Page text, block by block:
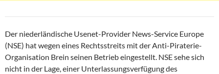
Der niederländische Usenet-Provider News-Service Europe
(NSE) hat wegen eines Rechtsstreits mit der Anti-Piraterie-
Organisation Brein seinen Betrieb eingestellt. NSE sehe sich
nicht in der Lage, einer Unterlassungsverfügung des